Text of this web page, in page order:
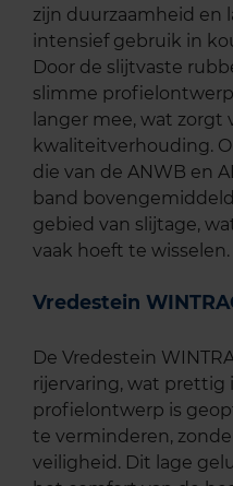
zijn duurzaamheid en
intensief gebruik in
Door de slijtvaste
slimme
langer mee, wat zorgt
kwaliteitverhouding.
die van de ANWB en
band
gebied van slijtage,
vaak hoeft te wisselen.
Vredestein
De Vredestein
rijervaring, wat prettig
profielontwerp is
te verminderen,
veiligheid. Dit lage